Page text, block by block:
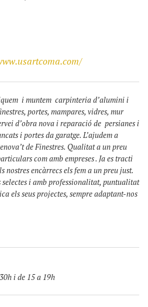
i muntem carpinteria d’alumini i
portes, mampares, vidres, mur
d’obra nova i reparació de persianes i
i portes da garatge. L’ajudem a
de Finestres. Qualitat a un preu
com amb empreses . Ja es tracti
nostres encàrrecs els fem a un preu just.
selectes i amb professionalitat, puntualitat
els seus projectes, sempre adaptant-nos
i de 15 a 19h